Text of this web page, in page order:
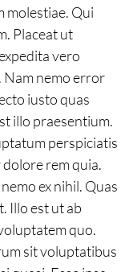
molestiae. Qui
Placeat ut
vero
Nam nemo error
iusto quas
illo praesentium.
perspiciatis
rem quia.
ex nihil. Quas
Illo est ut ab
quo.
sit voluptatibus